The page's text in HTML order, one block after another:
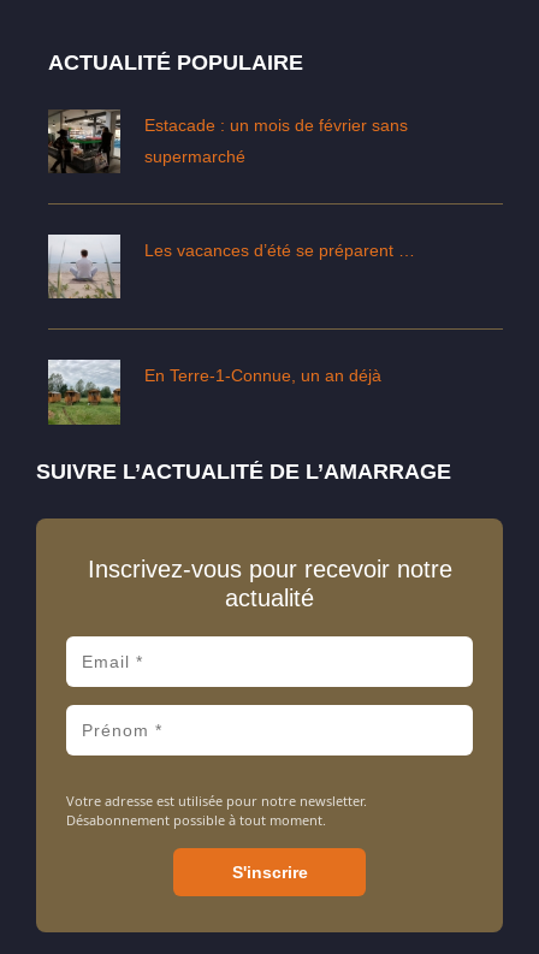
ACTUALITÉ POPULAIRE
Estacade : un mois de février sans
supermarché
Les vacances d’été se préparent …
En Terre-1-Connue, un an déjà
SUIVRE L’ACTUALITÉ DE L’AMARRAGE
Inscrivez-vous pour recevoir notre
actualité
Votre adresse est utilisée pour notre newsletter.
Désabonnement possible à tout moment.